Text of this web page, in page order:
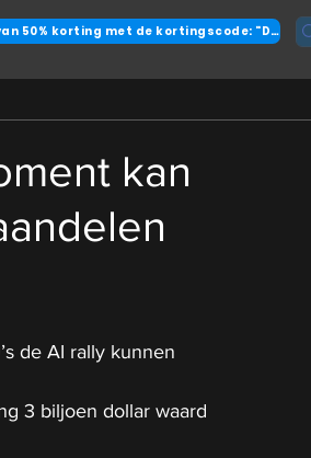
Profiteer nu van 50% korting met de kortingscode: "DANK"
kan
de AI rally kunnen
3 biljoen dollar waard